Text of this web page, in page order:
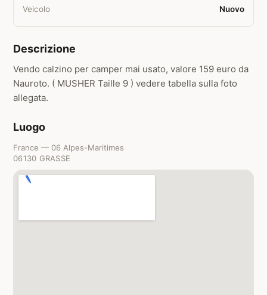
Veicolo Nuovo
Descrizione
Vendo calzino per camper mai usato, valore 159 euro da
Nauroto. ( MUSHER Taille 9 ) vedere tabella sulla foto
allegata.
Luogo
France — 06 Alpes-Maritimes
06130 GRASSE